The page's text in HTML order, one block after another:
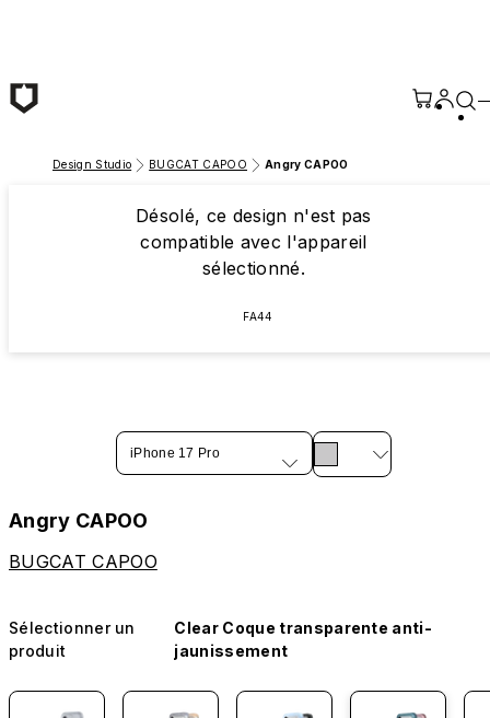
Design Studio BUGCAT CAPOO Angry CAPOO
Désolé, ce design n'est pas
compatible avec l'appareil
sélectionné.
FA44
iPhone 17 Pro
Angry CAPOO
BUGCAT CAPOO
Sélectionner un
produit
Clear Coque transparente anti-
jaunissement